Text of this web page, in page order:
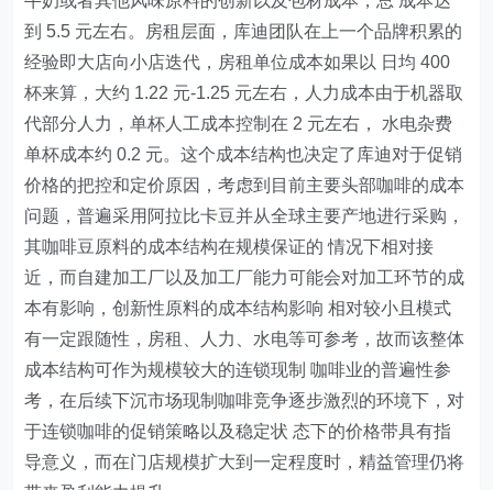
到 5.5 元左右。房租层面，库迪团队在上一个品牌积累的
经验即大店向小店迭代，房租单位成本如果以 日均 400
杯来算，大约 1.22 元-1.25 元左右，人力成本由于机器取
代部分人力，单杯人工成本控制在 2 元左右， 水电杂费
单杯成本约 0.2 元。这个成本结构也决定了库迪对于促销
价格的把控和定价原因，考虑到目前主要头部咖啡的成本
问题，普遍采用阿拉比卡豆并从全球主要产地进行采购，
其咖啡豆原料的成本结构在规模保证的 情况下相对接
近，而自建加工厂以及加工厂能力可能会对加工环节的成
本有影响，创新性原料的成本结构影响 相对较小且模式
有一定跟随性，房租、人力、水电等可参考，故而该整体
成本结构可作为规模较大的连锁现制 咖啡业的普遍性参
考，在后续下沉市场现制咖啡竞争逐步激烈的环境下，对
于连锁咖啡的促销策略以及稳定状 态下的价格带具有指
导意义，而在门店规模扩大到一定程度时，精益管理仍将